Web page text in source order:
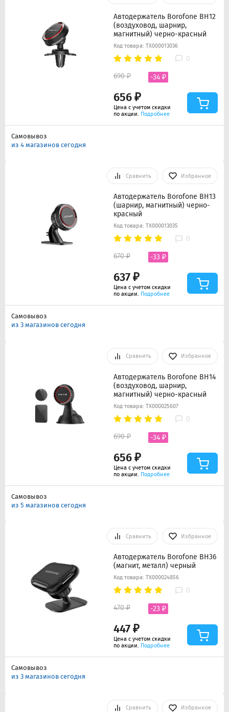
Автодержатель Borofone BH12
(воздуховод, шарнир,
магнитный) черно-красный
Код товара: ТХ000013036
0
656 ₽
690 ₽ -34 ₽
Цена с учетом скидки
по акции. Подробнее
Самовывоз
из 4 магазинов сегодня
Сравнить Избранное
Автодержатель Borofone BH13
(шарнир, магнитный) черно-
красный
Код товара: ТХ000013035
0
637 ₽
670 ₽ -33 ₽
Цена с учетом скидки
по акции. Подробнее
Самовывоз
из 3 магазинов сегодня
Сравнить Избранное
Автодержатель Borofone BH14
(воздуховод, шарнир,
магнитный) черно-красный
Код товара: ТХ000025607
0
656 ₽
690 ₽ -34 ₽
Цена с учетом скидки
по акции. Подробнее
Самовывоз
из 5 магазинов сегодня
Сравнить Избранное
Автодержатель Borofone BH36
(магнит, металл) черный
Код товара: ТХ000024856
0
447 ₽
470 ₽ -23 ₽
Цена с учетом скидки
по акции. Подробнее
Самовывоз
из 3 магазинов сегодня
Сравнить Избранное